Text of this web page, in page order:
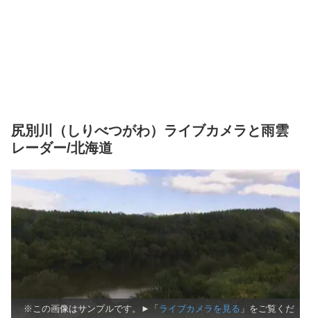
尻別川（しりべつがわ）ライブカメラと雨雲
レーダー/北海道
※この画像はサンプルです。►「 ライブカメラを見る 」をご覧くだ